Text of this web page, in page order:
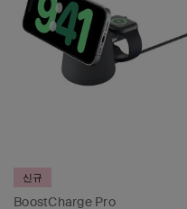
BoostCharge Pro
신규